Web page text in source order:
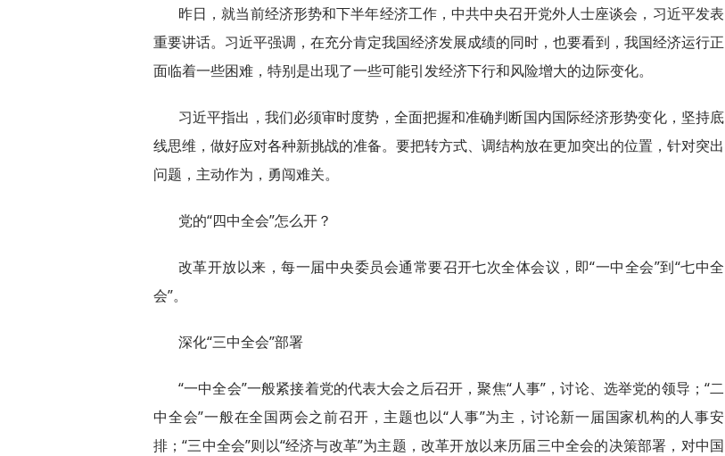
昨日，就当前经济形势和下半年经济工作，中共中央召开党外人士座谈会，习近平发表
重要讲话。习近平强调，在充分肯定我国经济发展成绩的同时，也要看到，我国经济运行正
面临着一些困难，特别是出现了一些可能引发经济下行和风险增大的边际变化。
习近平指出，我们必须审时度势，全面把握和准确判断国内国际经济形势变化，坚持底
线思维，做好应对各种新挑战的准备。要把转方式、调结构放在更加突出的位置，针对突出
问题，主动作为，勇闯难关。
党的“四中全会”怎么开？
改革开放以来，每一届中央委员会通常要召开七次全体会议，即“一中全会”到“七中全
会”。
深化“三中全会”部署
“一中全会”一般紧接着党的代表大会之后召开，聚焦“人事”，讨论、选举党的领导；“二
中全会”一般在全国两会之前召开，主题也以“人事”为主，讨论新一届国家机构的人事安
排；“三中全会”则以“经济与改革”为主题，改革开放以来历届三中全会的决策部署，对中国